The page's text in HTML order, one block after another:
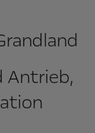
Antrieb,